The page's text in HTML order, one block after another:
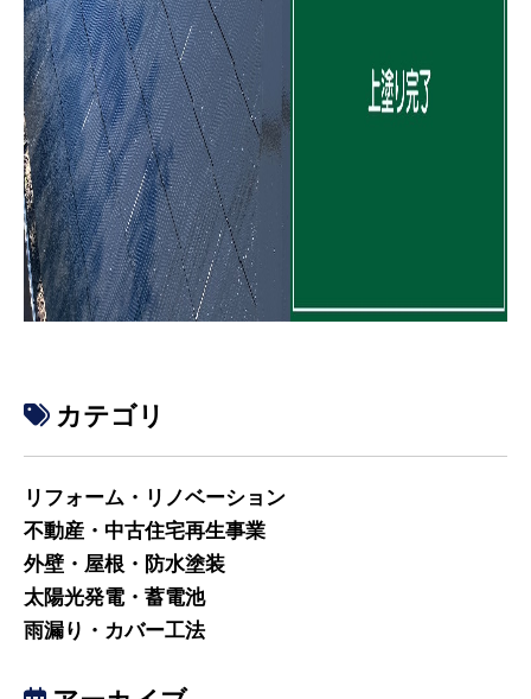
カテゴリ
リフォーム・リノベーション
不動産・中古住宅再生事業
外壁・屋根・防水塗装
太陽光発電・蓄電池
雨漏り・カバー工法